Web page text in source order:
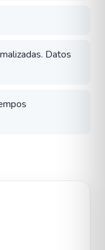
Datos